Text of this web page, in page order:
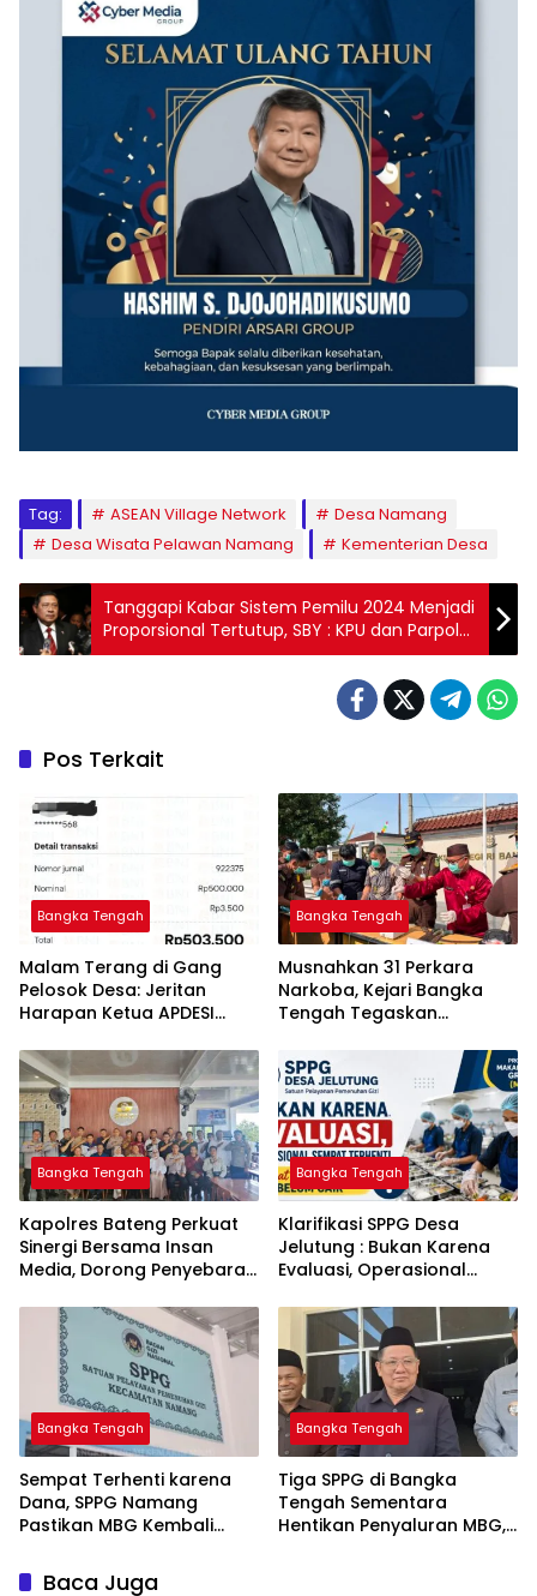
Tag: ASEAN Village Network
Desa Namang
Desa Wisata Pelawan Namang
Kementerian Desa
Tanggapi Kabar Sistem Pemilu 2024 Menjadi
Proporsional Tertutup, SBY : KPU dan Parpol
akan Alami Krisis
Pos Terkait
Bangka Tengah
Malam Terang di Gang
Pelosok Desa: Jeritan
Harapan Ketua APDESI
Babel
Bangka Tengah
Musnahkan 31 Perkara
Narkoba, Kejari Bangka
Tengah Tegaskan
Kejahatan Hingga Tuntas
Bangka Tengah
‎Kapolres Bateng Perkuat
Sinergi Bersama Insan
Media, Dorong Penyebaran
Layanan Polri 110
Bangka Tengah
‎Klarifikasi SPPG Desa
Jelutung : Bukan Karena
Evaluasi, Operasional
Dana Banper Belum Cair
Bangka Tengah
‎Sempat Terhenti karena
Dana, SPPG Namang
Pastikan MBG Kembali
Bangka Tengah
‎Tiga SPPG di Bangka
Tengah Sementara
Hentikan Penyaluran MBG,
Baca Juga